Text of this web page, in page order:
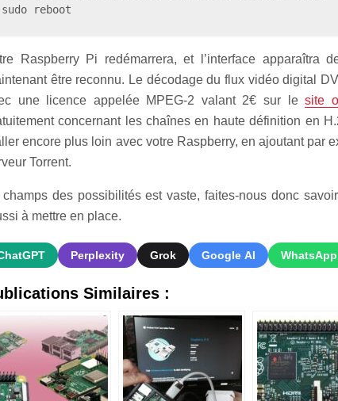
sudo reboot
Raspberry Pi redémarrera, et l’interface apparaîtra
être reconnu. Le décodage du flux vidéo digital
une licence appelée MPEG-2 valant 2€ sur lesite
concernant les chaînes en haute définition en
encore plus loin avec votre Raspberry, en ajoutant par
Torrent.
champs des possibilités est vaste, faites-nous donc
à mettre en place.
Perplexity Grok Google AI WhatsApp
Similaires :